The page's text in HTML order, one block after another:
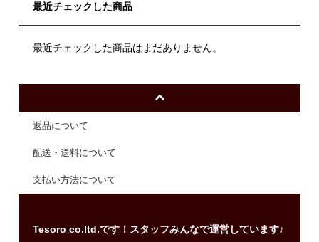
最近チェックした商品
最近チェックした商品はまだありません。
返品について
配送・送料について
支払い方法について
Tesoro co.ltd.です！スタッフみんなで運営しています♪